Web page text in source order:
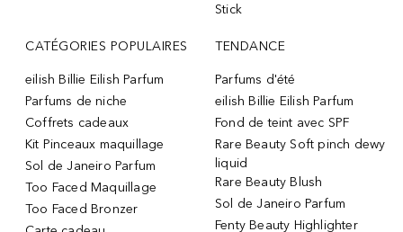
Stick
CATÉGORIES POPULAIRES
eilish Billie Eilish Parfum
Parfums de niche
Coffrets cadeaux
Kit Pinceaux maquillage
Sol de Janeiro Parfum
Too Faced Maquillage
Too Faced Bronzer
TENDANCE
Parfums d'été
eilish Billie Eilish Parfum
Fond de teint avec SPF
Rare Beauty Soft pinch dewy
liquid
Rare Beauty Blush
Sol de Janeiro Parfum
Fenty Beauty Highlighter